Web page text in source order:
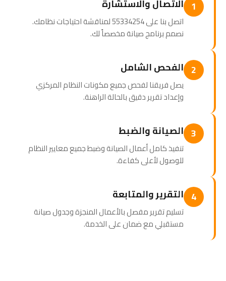
1 الاتصال والاستشارة
اتصل بنا على 55334254 لمناقشة احتياجات نظامك.
نصمم برنامج صيانة مخصصاً لك.
2 الفحص الشامل
يصل فريقنا لفحص جميع مكونات النظام المركزي
وإعداد تقرير دقيق بالحالة الراهنة.
3 الصيانة والضبط
تنفيذ كامل أعمال الصيانة وضبط جميع معايير النظام
للوصول لأعلى كفاءة.
4 التقرير والمتابعة
تسليم تقرير مفصل بالأعمال المنجزة وجدول صيانة
مستقبلي مع ضمان على الخدمة.